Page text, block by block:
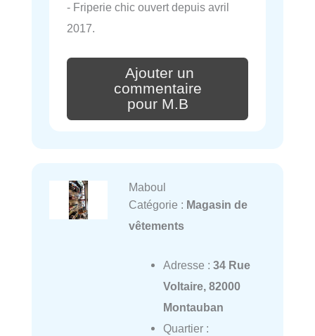
- Friperie chic ouvert depuis avril
2017.
Ajouter un
commentaire
pour M.B
Maboul
Catégorie : Magasin de
vêtements
Adresse : 34 Rue
Voltaire, 82000
Montauban
Quartier :